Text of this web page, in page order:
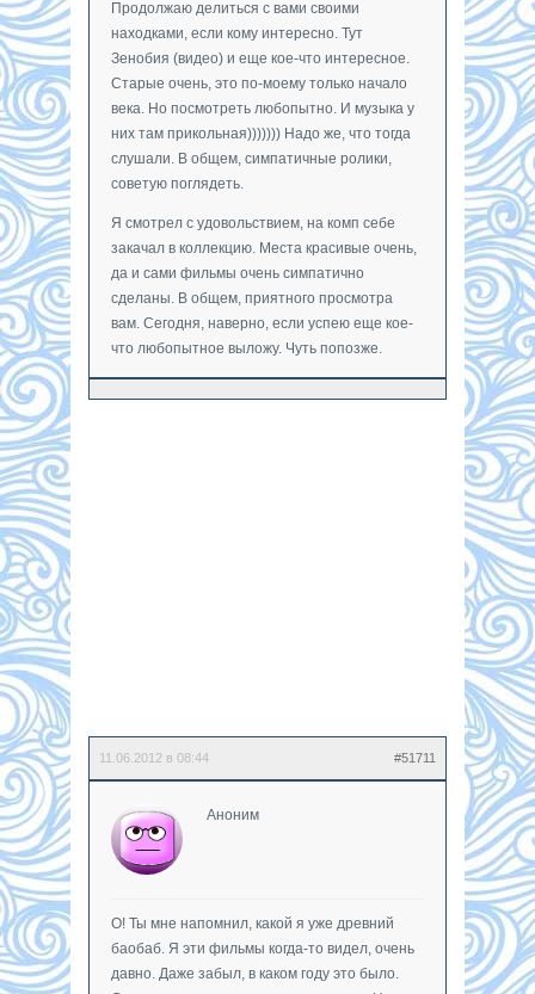
Продолжаю делиться с вами своими
находками, если кому интересно. Тут
Зенобия (видео) и еще кое-что интересное.
Старые очень, это по-моему только начало
века. Но посмотреть любопытно. И музыка у
них там прикольная))))))) Надо же, что тогда
слушали. В общем, симпатичные ролики,
советую поглядеть.
Я смотрел с удовольствием, на комп себе
закачал в коллекцию. Места красивые очень,
да и сами фильмы очень симпатично
сделаны. В общем, приятного просмотра
вам. Сегодня, наверно, если успею еще кое-
что любопытное выложу. Чуть попозже.
11.06.2012 в 08:44 #51711
Аноним
О! Ты мне напомнил, какой я уже древний
баобаб. Я эти фильмы когда-то видел, очень
давно. Даже забыл, в каком году это было.